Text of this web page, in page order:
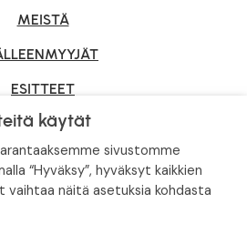
MEISTÄ
ESITTEET
käytät
sivustomme
“Hyväksy”, hyväksyt kaikkien
näitä asetuksia kohdasta